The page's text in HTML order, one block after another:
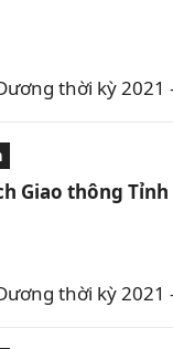
thời kỳ
Giao thông
thời kỳ